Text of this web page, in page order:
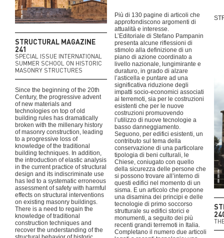
Più di 130 pagine di articoli che
approfondiscono argomenti di
attualità e interesse.
L’Editoriale di Stefano Pampanin
presenta alcune riflessioni di
stimolo alla definizione di un
piano di azione coordinato a
livello nazionale, lungimirante e
duraturo, in grado di alzare
l’asticella e puntare ad una
significativa riduzione degli
impatti socio-economici associati
ai terremoti, sia per le costruzioni
esistenti che per le nuove
costruzioni promuovendo
l’utilizzo di nuove tecnologie a
basso danneggiamento.
Seguono, per edifici esistenti, un
contributo sul tema della
conservazione di una particolare
tipologia di beni culturali, le
Chiese, coniugato con quello
della sicurezza delle persone che
si possono trovare all’interno di
questi edifici nel momento di un
sisma. E un articolo che propone
una disamina dei principi e delle
tecnologie di primo soccorso
strutturale su edifici storici e
monumenti, a seguito dei più
recenti grandi terremoti in Italia.
Completano il numero due articoli
STRUCTURAL MAGAZINE
241
SPECIAL ISSUE INTERNATIONAL
SUMMER SCHOOL ON HISTORIC
MASONRY STRUCTURES
Since the beginning of the 20th
Century, the progressive advent
of new materials and
technologies on top of old
building rules has dramatically
broken with the millenary history
of masonry construction, leading
to a progressive loss of
knowledge of the traditional
building techniques. In addition,
the introduction of elastic analysis
in the current practice of structural
design and its indiscriminate use
has led to a systematic erroneous
assessment of safety with harmful
effects on structural interventions
on existing masonry buildings.
There is a need to regain the
knowledge of traditional
construction techniques and
recover the understanding of the